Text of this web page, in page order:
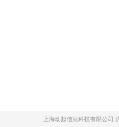
上海动起信息科技有限公司